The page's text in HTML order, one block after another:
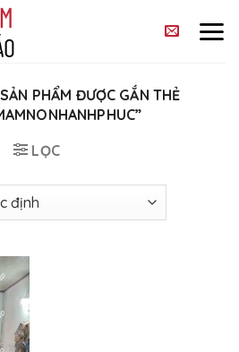
SẢN PHẨM ĐƯỢC GẮN THẺ
LỌC